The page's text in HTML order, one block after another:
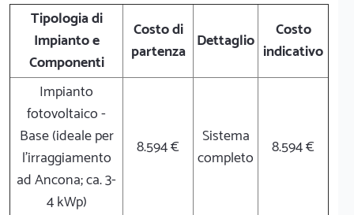
Tipologia di
Impianto e
Componenti
Costo di
partenza Dettaglio
Costo
indicativo
Impianto
fotovoltaico -
Base (ideale per
l'irraggiamento
ad Ancona; ca. 3-
4 kWp)
8.594 €
Sistema
completo
8.594 €